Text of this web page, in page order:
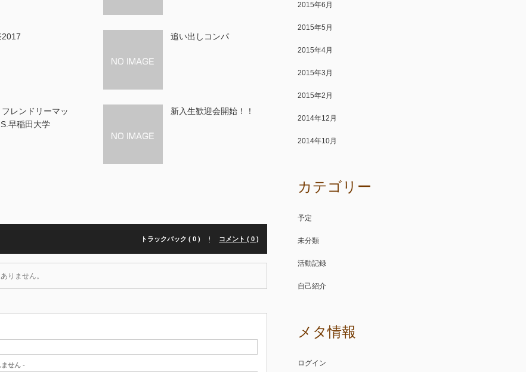
2017 追い出しコンパ
レンドリーマッ
早稲田大学
新入生歓迎会開始！！
トラックバック ( 0 ) コメント ( 0 )
りません。
せん -
2015年6月
2015年5月
2015年4月
2015年3月
2015年2月
2014年12月
2014年10月
カテゴリー
予定
未分類
活動記録
自己紹介
メタ情報
ログイン